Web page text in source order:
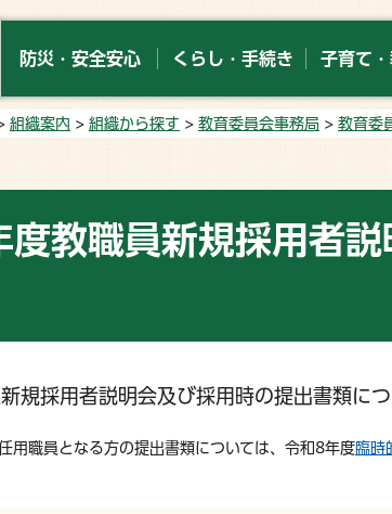
防災・安全安心 くらし・手続き 子育て
組織案内 > 組織から探す > 教育委員会事務局 > 教育委
度教職員新規採用者
規採用者説明会及び採用時の提出書類につ
用職員となる方の提出書類については、令和8年度臨時